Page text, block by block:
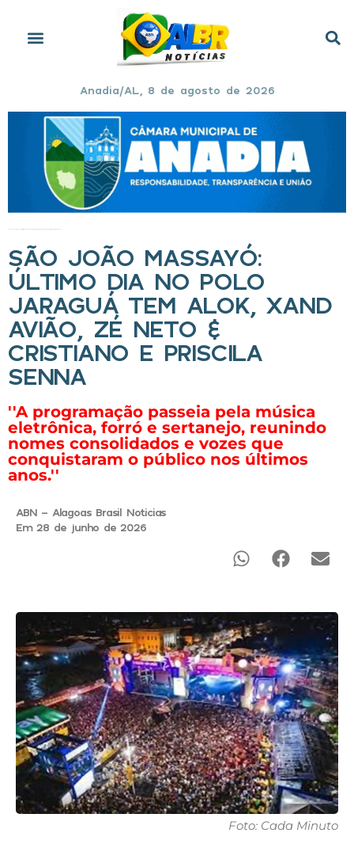
Anadia/AL, 8 de agosto de 2026
SÃO JOÃO MASSAYÓ:
ÚLTIMO DIA NO POLO
JARAGUÁ TEM ALOK, XAND
AVIÃO, ZÉ NETO &
CRISTIANO E PRISCILA
SENNA
''A programação passeia pela música
eletrônica, forró e sertanejo, reunindo
nomes consolidados e vozes que
conquistaram o público nos últimos
anos.''
ABN - Alagoas Brasil Noticias
Em 28 de junho de 2026
Foto: Cada Minuto